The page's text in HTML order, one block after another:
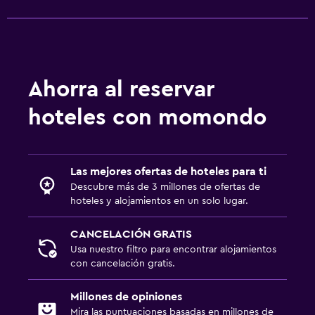
Casino
Buffet infantil
Gimnasio
Gimnasio
Ahorra al reservar
hoteles con momondo
Las mejores ofertas de hoteles para ti
Descubre más de 3 millones de ofertas de
hoteles y alojamientos en un solo lugar.
CANCELACIÓN GRATIS
Usa nuestro filtro para encontrar alojamientos
con cancelación gratis.
Millones de opiniones
Mira las puntuaciones basadas en millones de